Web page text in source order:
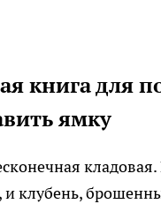
книга для
ямку
и клубень,